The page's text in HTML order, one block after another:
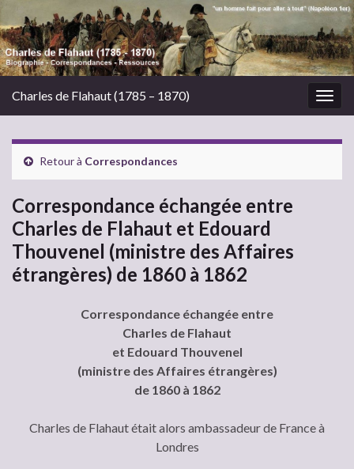
Charles de Flahaut (1785 – 1870)
Retour à Correspondances
Correspondance échangée entre
Charles de Flahaut et Edouard
Thouvenel (ministre des Affaires
étrangères) de 1860 à 1862
Correspondance échangée entre
Charles de Flahaut
et Edouard Thouvenel
(ministre des Affaires étrangères)
de 1860 à 1862
Charles de Flahaut était alors ambassadeur de France à
Londres